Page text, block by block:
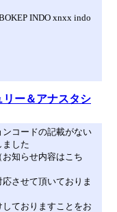
INDO xnxx indo
リー＆アナスタシ
コードの記載がない
ました
知らせ内容はこち
させて頂いておりま
ておりますことをお